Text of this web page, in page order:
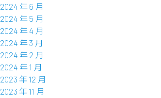
2024 年 6 月
2024 年 5 月
2024 年 4 月
2024 年 3 月
2024 年 2 月
2024 年 1 月
2023 年 12 月
2023 年 11 月